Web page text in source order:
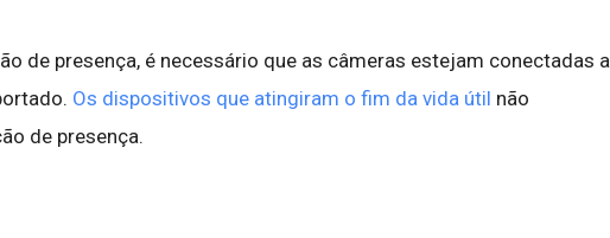
de presença, é necessário que as câmeras estejam conectadas a
Os dispositivos que atingiram o fim da vida útil não
de presença.